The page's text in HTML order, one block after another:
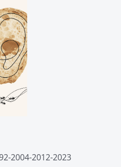
2004-2012-2023